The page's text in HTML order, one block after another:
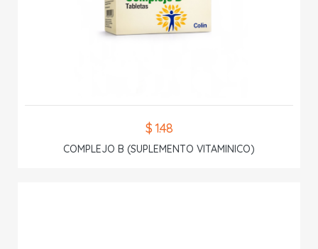
$ 1.48
COMPLEJO B (SUPLEMENTO VITAMINICO)